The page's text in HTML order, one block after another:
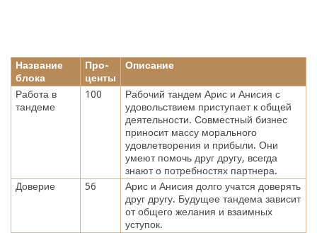
Название
блока
Про-
центы
Описание
Работа в
тандеме
100
Рабочий тандем Арис и Анисия с
удовольствием приступает к общей
деятельности. Совместный бизнес
приносит массу морального
удовлетворения и прибыли. Они
умеют помочь друг другу, всегда
знают о потребностях партнера.
Доверие
56
Арис и Анисия долго учатся доверять
друг другу. Будущее тандема зависит
от общего желания и взаимных
уступок.